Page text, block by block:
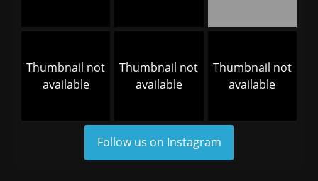
Thumbnail not
available
Thumbnail not
available
Thumbnail not
available
Follow us on Instagram